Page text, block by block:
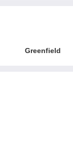
Greenfield